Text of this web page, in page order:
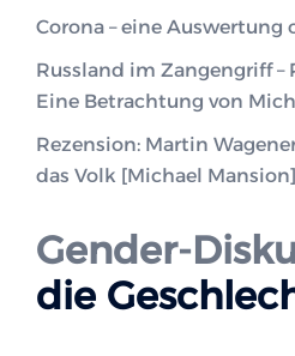
Corona – eine Auswertung
Russland im Zangengriff –
Eine Betrachtung von
Rezension: Martin
das Volk [Michael Mansion]
Gender-
die